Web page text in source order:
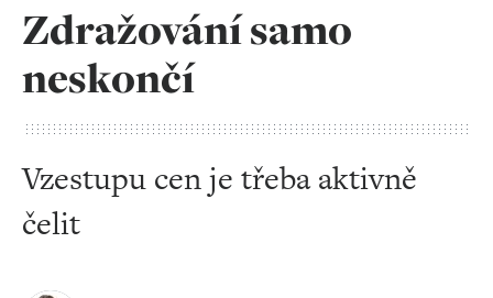
Zdražování samo
neskončí
Vzestupu cen je třeba aktivně
čelit